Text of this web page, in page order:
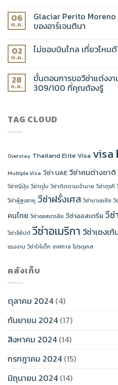
06
ต.ค.
Glaciar Perito
ของอาร์เจนตินา
02
ต.ค.
ไม่ชอบบินไกล เที่ยวไหน
28
ก.ย.
ขั้นตอนการขอวีซ่าแต่งง
309/100 ที่คุณต้องรู้
TAG CLOUD
Overstay Thailand Elite Visa visa
Multiple Visa วีซ่า UAE วีซ่าคนต่างชาติ
วีซ่าญี่ปุ่น วีซ่าดูไบ วีซ่าติดตามเจ้านาย วีซ่าตุรกี
วีซ่าผู้สูงอายุ วีซ่าฝรั่งเศส วีซ่ามาเลเซีย วี
คนไทย วีซ่าออสเตรลีย วีซ่าออสเตรีย วีซ่
วีซ่าอียิปต์ วีซ่าอเมริกา วีซ่าเชงเก้
แรงงาน วีซ่าให้เด็ก เทศกาล โปรตุเกส
คลังเก็บ
ตุลาคม 2024 (4)
กันยายน 2024 (17)
สิงหาคม 2024 (14)
กรกฎาคม 2024 (15)
มิถุนายน 2024 (14)